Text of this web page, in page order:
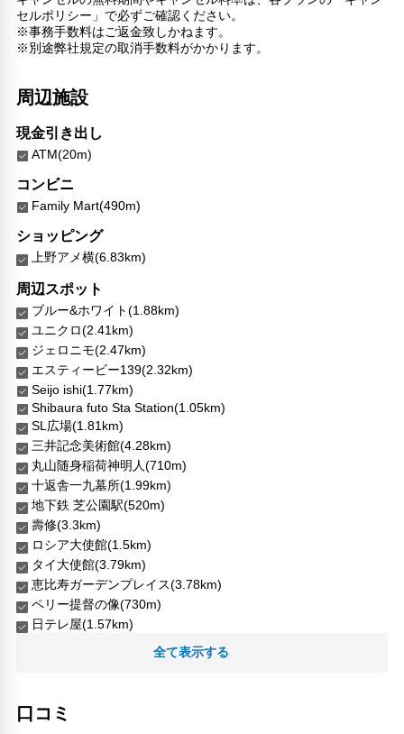
セルポリシー」で必ずご確認ください。
※事務手数料はご返金致しかねます。
※別途弊社規定の取消手数料がかかります。
周辺施設
現金引き出し
ATM(20m)
コンビニ
Family Mart(490m)
ショッピング
上野アメ横(6.83km)
周辺スポット
ブルー&ホワイト(1.88km)
ユニクロ(2.41km)
ジェロニモ(2.47km)
エスティービー139(2.32km)
Seijo ishi(1.77km)
Shibaura futo Sta Station(1.05km)
SL広場(1.81km)
三井記念美術館(4.28km)
丸山随身稲荷神明人(710m)
十返舎一九墓所(1.99km)
地下鉄 芝公園駅(520m)
壽修(3.3km)
ロシア大使館(1.5km)
タイ大使館(3.79km)
恵比寿ガーデンプレイス(3.78km)
ペリー提督の像(730m)
日テレ屋(1.57km)
東京ベイ・クルージングレストラン シンフォニー(560m)
東京愛らんど(830m)
全て表示する
口コミ